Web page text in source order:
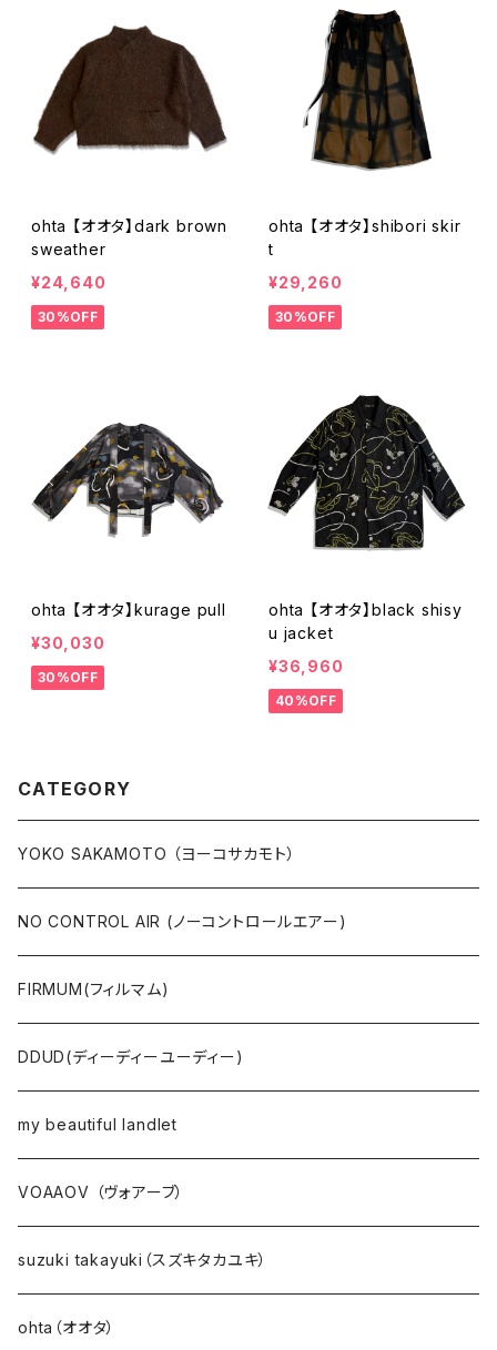
ohta 【オオタ】dark brown
sweather
¥24,640
30%OFF
ohta 【オオタ】shibori skir
t
¥29,260
30%OFF
ohta 【オオタ】kurage pull
¥30,030
30%OFF
ohta 【オオタ】black shisy
u jacket
¥36,960
40%OFF
CATEGORY
YOKO SAKAMOTO （ヨーコサカモト）
NO CONTROL AIR (ノーコントロールエアー)
FIRMUM(フィルマム)
DDUD(ディーディーユーディー)
my beautiful landlet
VOAAOV （ヴォアーブ）
suzuki takayuki（スズキタカユキ）
ohta（オオタ）